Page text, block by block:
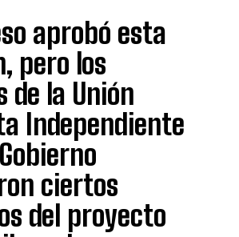
aprobó esta
pero los
de la Unión
Independiente
ciertos
del proyecto